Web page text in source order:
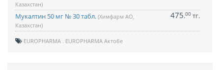
Казахстан)
Мукалтин 50 мг № 30 табл. (Химфарм АО,
Казахстан)
475.00 тг.
EUROPHARMA EUROPHARMA Актобе